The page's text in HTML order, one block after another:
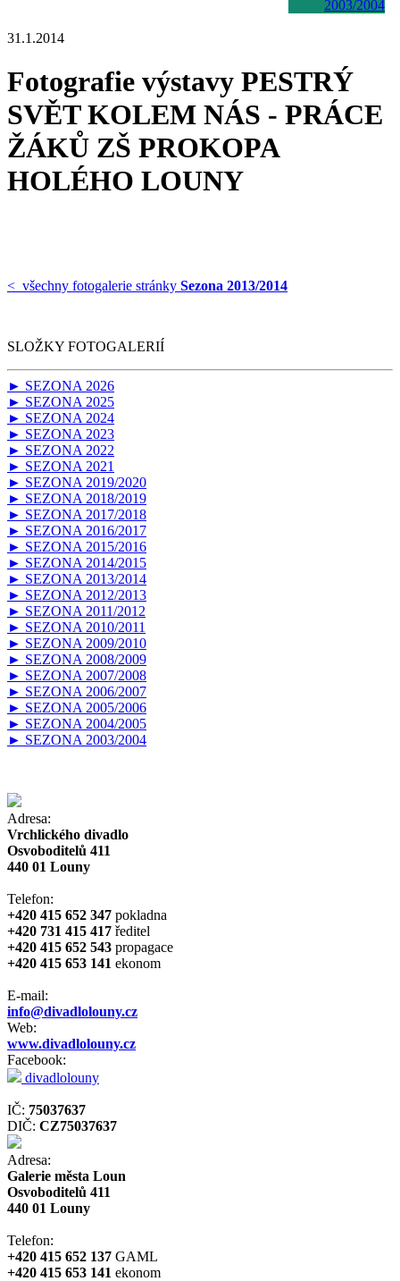
2003/2004
31.1.2014
Fotografie výstavy PESTRÝ
SVĚT KOLEM NÁS - PRÁCE
ŽÁKŮ ZŠ PROKOPA
HOLÉHO LOUNY
< všechny fotogalerie stránky Sezona 2013/2014
SLOŽKY FOTOGALERIÍ
► SEZONA 2026
► SEZONA 2025
► SEZONA 2024
► SEZONA 2023
► SEZONA 2022
► SEZONA 2021
► SEZONA 2019/2020
► SEZONA 2018/2019
► SEZONA 2017/2018
► SEZONA 2016/2017
► SEZONA 2015/2016
► SEZONA 2014/2015
► SEZONA 2013/2014
► SEZONA 2012/2013
► SEZONA 2011/2012
► SEZONA 2010/2011
► SEZONA 2009/2010
► SEZONA 2008/2009
► SEZONA 2007/2008
► SEZONA 2006/2007
► SEZONA 2005/2006
► SEZONA 2004/2005
► SEZONA 2003/2004
Adresa:
Vrchlického divadlo
Osvoboditelů 411
440 01 Louny
Telefon:
+420 415 652 347 pokladna
+420 731 415 417 ředitel
+420 415 652 543 propagace
+420 415 653 141 ekonom
E-mail:
info@divadlolouny.cz
Web:
www.divadlolouny.cz
Facebook:
divadlolouny
IČ: 75037637
DIČ: CZ75037637
Adresa:
Galerie města Loun
Osvoboditelů 411
440 01 Louny
Telefon:
+420 415 652 137 GAML
+420 415 653 141 ekonom